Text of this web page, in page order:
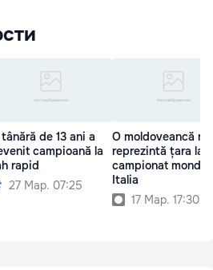
de 13 ani a
campioană la
rapid
27 Мар. 07:25
O moldoveancă ne
reprezintă țara la
campionat
Italia
17 Мар. 17:30